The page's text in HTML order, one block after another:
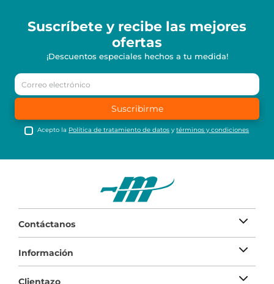
Suscríbete y recibe las mejores
ofertas
¡Descuentos especiales hechos a tu medida!
Suscribirme
Acepto la Política de tratamiento de datos ytérminos y condiciones
Contáctanos
Información
Clientazo